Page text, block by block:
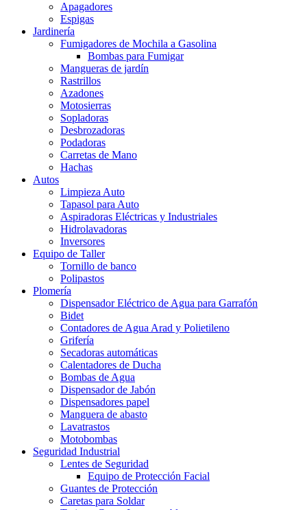
Apagadores
Espigas
Jardinería
Fumigadores de Mochila a Gasolina
Bombas para Fumigar
Mangueras de jardín
Rastrillos
Azadones
Motosierras
Sopladoras
Desbrozadoras
Podadoras
Carretas de Mano
Hachas
Autos
Limpieza Auto
Tapasol para Auto
Aspiradoras Eléctricas y Industriales
Hidrolavadoras
Inversores
Equipo de Taller
Tornillo de banco
Polipastos
Plomería
Dispensador Eléctrico de Agua para Garrafón
Bidet
Contadores de Agua Arad y Polietileno
Grifería
Secadoras automáticas
Calentadores de Ducha
Bombas de Agua
Dispensador de Jabón
Dispensadores papel
Manguera de abasto
Lavatrastos
Motobombas
Seguridad Industrial
Lentes de Seguridad
Equipo de Protección Facial
Guantes de Protección
Caretas para Soldar